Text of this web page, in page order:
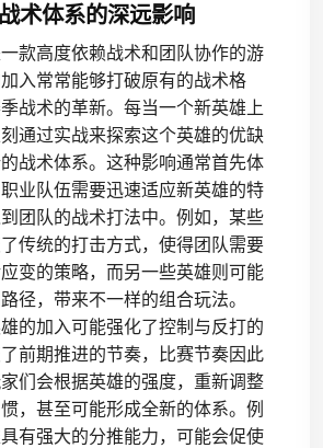
术体系的深远影响
一款高度依赖战术和团队协作的游
入常常能够打破原有的战术格
战术的革新。每当一个新英雄上
通过实战来探索这个英雄的优缺
战术体系。这种影响通常首先体
业队伍需要迅速适应新英雄的特
团队的战术打法中。例如，某些
传统的打击方式，使得团队需要
变的策略，而另一些英雄则可能
径，带来不一样的组合玩法。
的加入可能强化了控制与反打的
前期推进的节奏，比赛节奏因此
们会根据英雄的强度，重新调整
，甚至可能形成全新的体系。例
有强大的分推能力，可能会促使